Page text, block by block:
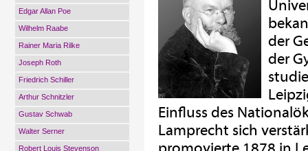
Edgar Allan Poe
Wilhelm Raabe
Rainer Maria Rilke
Joseph Roth
Friedrich Schiller
Arthur Schnitzler
Gustav Schwab
Walter Serner
Robert Louis Stevenson
der
der
Einfluss des
Lamprecht sich